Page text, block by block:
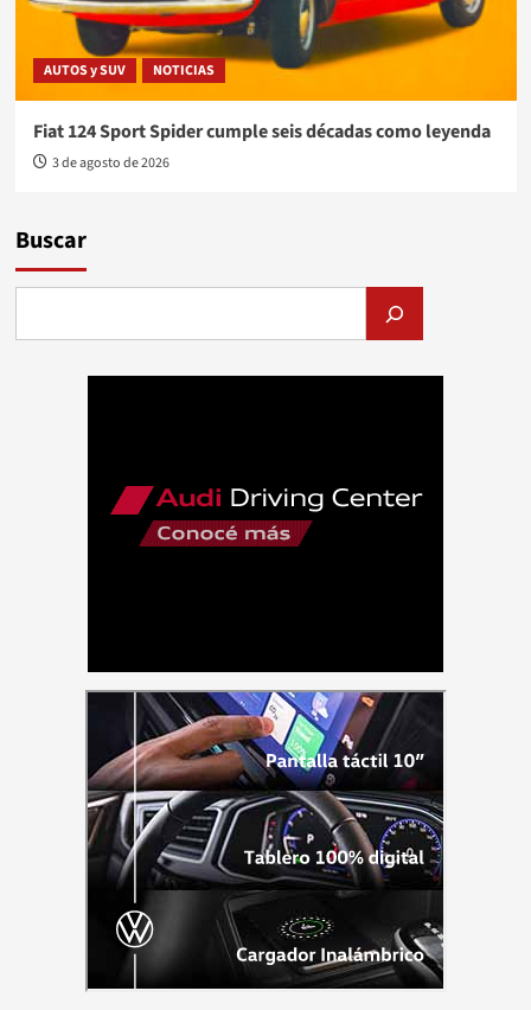
AUTOS y SUV NOTICIAS
Fiat 124 Sport Spider cumple seis décadas como leyenda
3 de agosto de 2026
Buscar